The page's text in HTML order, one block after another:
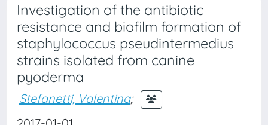
Investigation of the antibiotic
resistance and biofilm formation of
staphylococcus pseudintermedius
strains isolated from canine
pyoderma
Stefanetti, Valentina;